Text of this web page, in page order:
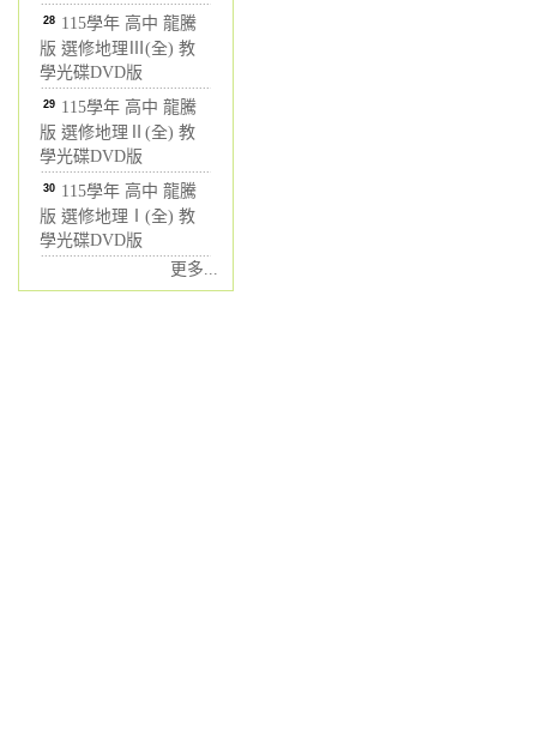
28 115學年 高中 龍騰
版 選修地理Ⅲ(全) 教
學光碟DVD版
29 115學年 高中 龍騰
版 選修地理Ⅱ(全) 教
學光碟DVD版
30 115學年 高中 龍騰
版 選修地理Ⅰ(全) 教
學光碟DVD版
更多...